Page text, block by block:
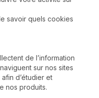
savoir quels cookies
de l’information
sur nos sites
d’étudier et
nos produits.